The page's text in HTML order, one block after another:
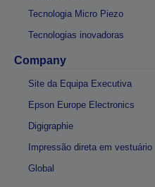
Tecnologia Micro Piezo
Tecnologias inovadoras
Company
Site da Equipa Executiva
Epson Europe Electronics
Digigraphie
Impressão direta em vestuário
Global